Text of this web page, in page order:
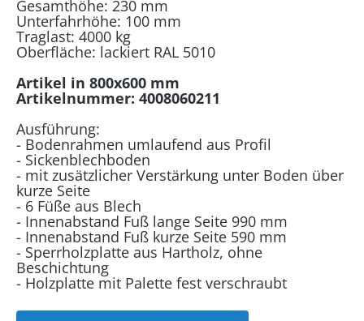
Gesamthöhe: 230 mm
Unterfahrhöhe: 100 mm
Traglast: 4000 kg
Oberfläche: lackiert RAL 5010
Artikel in 800x600 mm
Artikelnummer: 4008060211
Ausführung:
- Bodenrahmen umlaufend aus Profil
- Sickenblechboden
- mit zusätzlicher Verstärkung unter Boden über
kurze Seite
- 6 Füße aus Blech
- Innenabstand Fuß lange Seite 990 mm
- Innenabstand Fuß kurze Seite 590 mm
- Sperrholzplatte aus Hartholz, ohne
Beschichtung
- Holzplatte mit Palette fest verschraubt